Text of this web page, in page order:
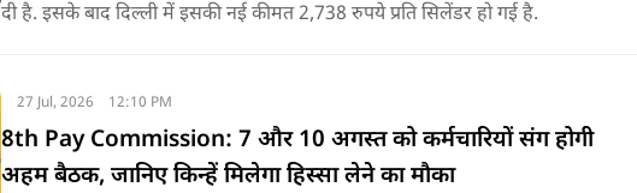
दी है. इसके बाद दिल्ली में इसकी नई कीमत 2,738 रुपये प्रति सिलेंडर हो गई है.
27 Jul, 2026 12:10 PM
8th Pay Commission: 7 और 10 अगस्त को कर्मचारियों संग होगी
अहम बैठक, जानिए किन्हें मिलेगा हिस्सा लेने का मौका